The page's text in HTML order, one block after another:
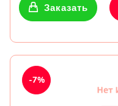
Заказать
-7%